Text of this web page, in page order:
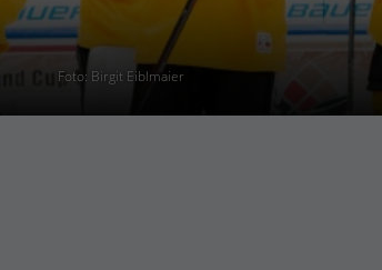
Foto: Birgit Eiblmaier